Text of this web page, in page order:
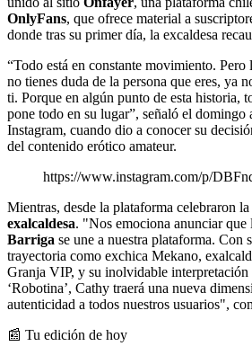
OnlyFans, que ofrece material a
donde tras su primer día, la excaldesa
“Todo está en constante movimiento. Pero
no tienes duda de la persona que eres, ya
ti. Porque en algún punto de esta historia,
pone todo en su lugar”, señaló el domingo
Instagram, cuando dio a conocer su
del contenido erótico amateur.
https://www.instagram.com/p/
Mientras, desde la plataforma celebraron
exalcaldesa. "Nos emociona anunciar que
Barriga se une a nuestra plataforma. Con
trayectoria como exchica Mekano,
Granja VIP, y su inolvidable interpretación
‘Robotina’, Cathy traerá una nueva
autenticidad a todos nuestros usuarios",
📰 Tu edición de hoy